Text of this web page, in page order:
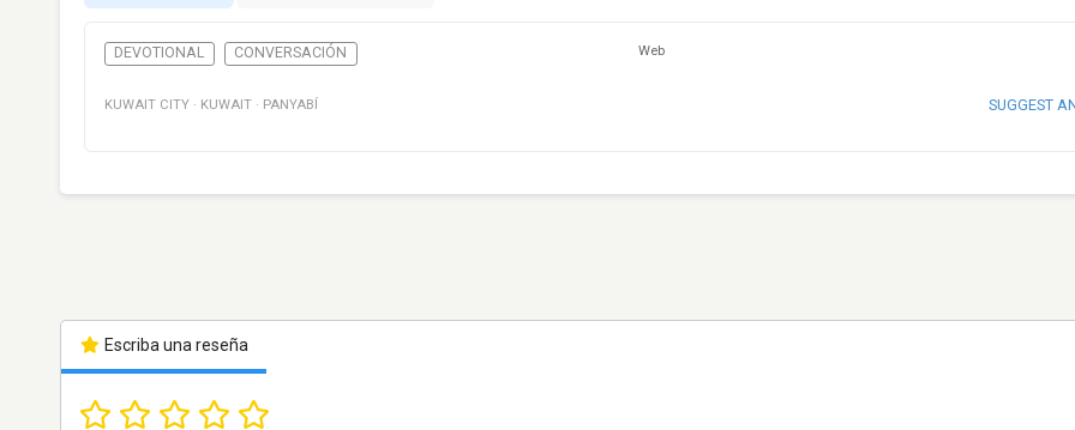
DEVOTIONAL CONVERSACIÓN Web
KUWAIT CITY · KUWAIT · PANYABÍ SUGGEST
Escriba una reseña